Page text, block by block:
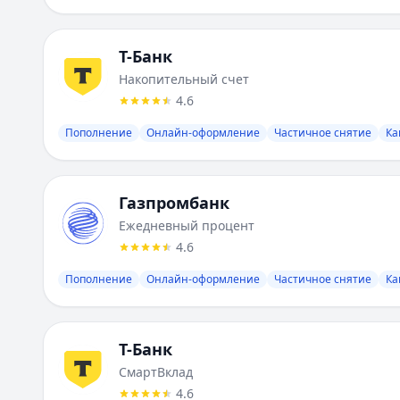
Ставка от:
мес.
Газпромбанк :Ежедневный процент
-₽
Ставка от:
:
RUB
50 000-
-730мес.
Газпромбанк
Валюта:RUB
Лимит:
15 000 000
17%
-1095
мес.
Т-Банк
Накопительный счет
4.6
Пополнение Онлайн-оформление Частичное снятие
Газпромбанк
Ежедневный процент
4.6
Пополнение Онлайн-оформление Частичное снятие
Т-Банк
СмартВклад
4.6